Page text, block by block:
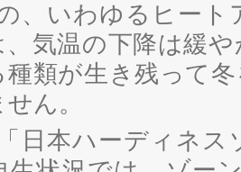
、いわゆるヒー
気温の下降は緩
類が生き残って
ん。
日本ハーディネ